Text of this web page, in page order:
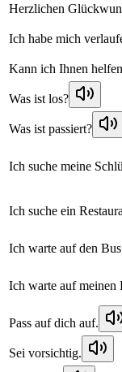
Herzlichen
Ich habe mich
Kann ich Ihnen
Was ist los?
Was ist passiert?
Ich suche meine
Ich suche ein
Ich warte auf den
Ich warte auf meinen
Pass auf dich auf.
Sei vorsichtig.